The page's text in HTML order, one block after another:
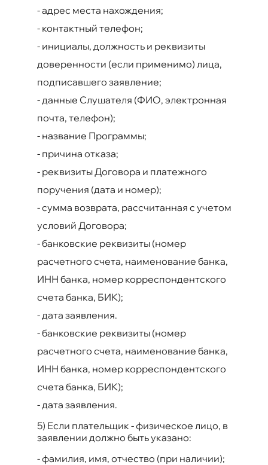
-адрес места нахождения;
- контактный телефон;
- инициалы, должность и реквизиты
доверенности (если применимо) лица,
подписавшего заявление;
- данные Слушателя (ФИО, электронная
почта, телефон);
- название Программы;
- причина отказа;
- реквизиты Договора и платежного
поручения (дата и номер);
-сумма возврата, рассчитанная с учетом
условий Договора;
-банковские реквизиты (номер
расчетного счета, наименование банка,
ИНН банка, номер корреспондентского
счета банка, БИК);
- дата заявления.
-банковские реквизиты (номер
расчетного счета, наименование банка,
ИНН банка, номер корреспондентского
счета банка, БИК);
- дата заявления.
5) Если плательщик - физическое лицо, в
заявлении должно быть указано:
-фамилия, имя, отчество (при наличии);